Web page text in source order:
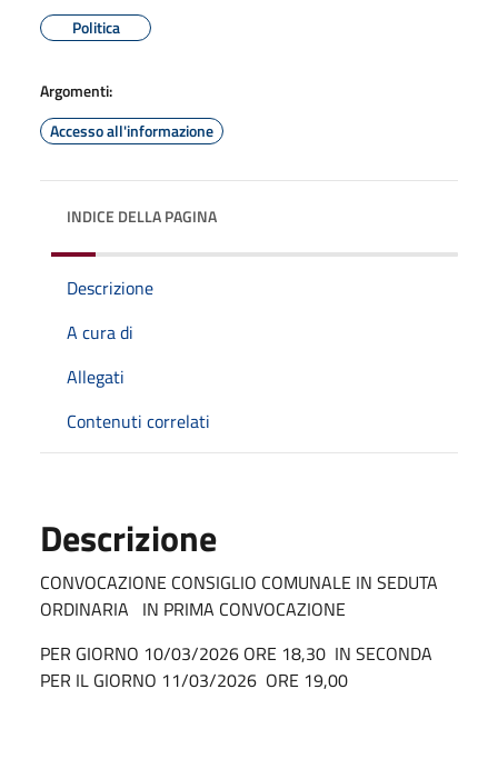
Politica
Argomenti:
Accesso all'informazione
INDICE DELLA PAGINA
Descrizione
A cura di
Allegati
Contenuti correlati
Descrizione
CONVOCAZIONE CONSIGLIO COMUNALE IN SEDUTA
ORDINARIA IN PRIMA CONVOCAZIONE
PER GIORNO 10/03/2026 ORE 18,30 IN SECONDA
PER IL GIORNO 11/03/2026 ORE 19,00